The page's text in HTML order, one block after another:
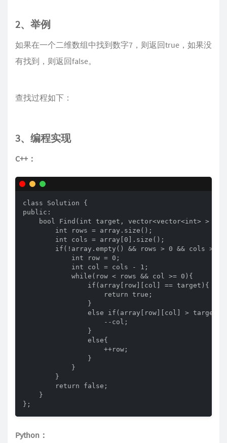
2、举例
如果在一个二维数组中找到数字7，则返回true，如果没
有找到，则返回false。
查找过程如下：
3、编程实现
C++：
class Solution {
public:
bool Find(int target, vector<vector<int> >
        int rows = array.size();
        int cols = array[0].size();
if(!array.empty() && rows > 0 && cols >
            int row = 0;
            int col = cols - 1;
            while(row < rows && col >= 0){
                if(array[row][col] == target){
                    return true;
                }
                else if(array[row][col] > target){
                    --col;
                }
                else{
                    ++row;
                }
            }
        }
        return false;
    }
};
Python：